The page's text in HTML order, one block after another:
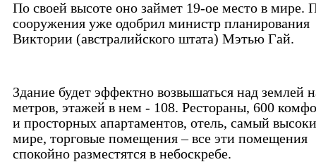
По своей высоте оно займет 19-ое место в мире.
сооружения уже одобрил министр планирования
Виктории (австралийского штата) Мэтью Гай.
Здание будет эффектно возвышаться над землей
метров, этажей в нем - 108. Рестораны, 600
и просторных апартаментов, отель, самый
мире, торговые помещения – все эти помещения
спокойно разместятся в небоскребе.